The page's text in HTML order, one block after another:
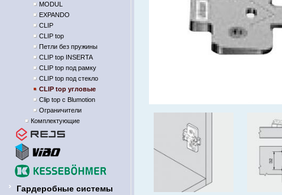
MODUL
EXPANDO
CLIP
CLIP top
Петли без пружины
CLIP top INSERTA
CLIP top под рамку
CLIP top под стекло
CLIP top угловые
Clip top с Blumotion
Ограничители
Комплектующие
Гардеробные системы